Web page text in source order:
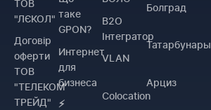
ТОВ
"ЛЄКОЛ"
Договiр
оферти
ТОВ
"ТЕЛЕКОМ
ТРЕЙД"
таке
GPON?
Интернет
для
бизнеса
⚡
B2O
Інтегратор
VLAN
Colocation
Болград
Татарбунары
Арциз